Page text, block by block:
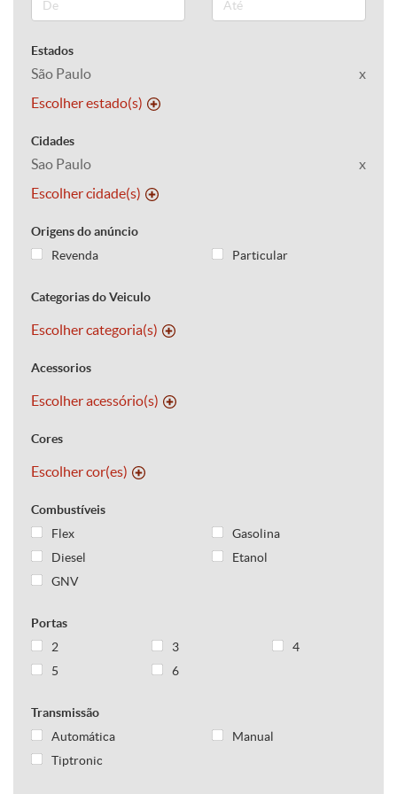
Estados
São Paulo
x
Escolher estado(s)
Cidades
Sao Paulo
x
Escolher cidade(s)
Origens do anúncio
Revenda
Particular
Categorias do Veiculo
Escolher categoria(s)
Acessorios
Escolher acessório(s)
Cores
Escolher cor(es)
Combustíveis
Flex
Gasolina
Diesel
Etanol
GNV
Portas
2
3
4
5
6
Transmissão
Automática
Manual
Tiptronic